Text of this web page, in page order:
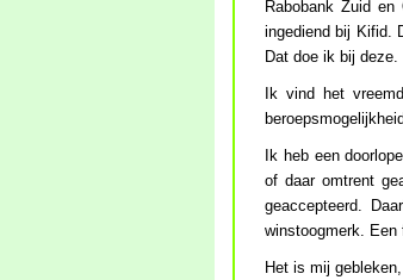
Rabobank Zuid
ingediend bij Kifid.
Dat doe ik bij deze.
Ik vind het
Ik heb een
of daar omtrent
geaccepteerd.
winstoogmerk. Een
Het is mij